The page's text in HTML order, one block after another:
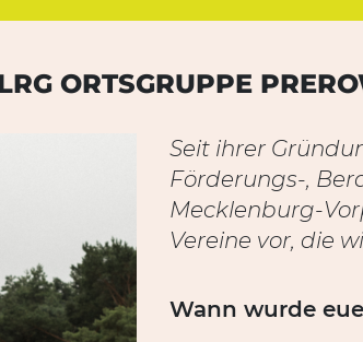
ORTSGRUPPE
Seit ihrer
Förderungs-,
Mecklenburg-
Vereine vor, die
Wann wurde